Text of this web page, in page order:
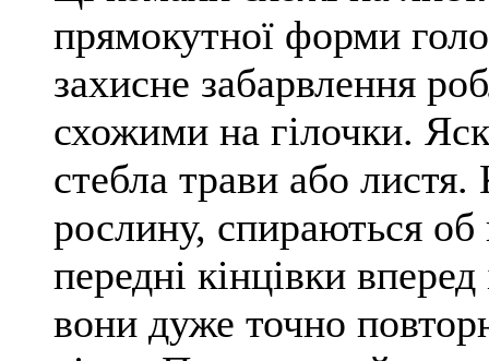
прямокутної форми
захисне забарвлення
схожими на гілочки.
стебла трави або
рослину, спираються об
передні кінцівки
вони дуже точно